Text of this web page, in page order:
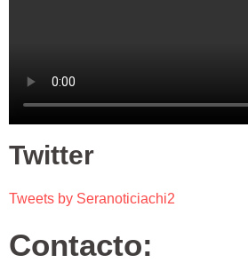
Twitter
Tweets by Seranoticiachi2
Contacto: